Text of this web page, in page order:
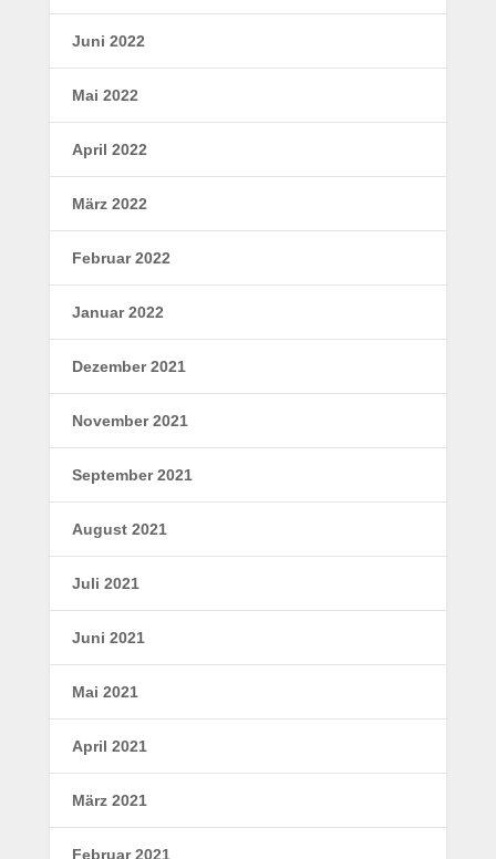
Juni 2022
Mai 2022
April 2022
März 2022
Februar 2022
Januar 2022
Dezember 2021
November 2021
September 2021
August 2021
Juli 2021
Juni 2021
Mai 2021
April 2021
März 2021
Februar 2021